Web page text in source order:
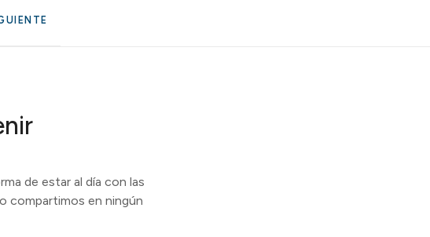
de estar al día con las
compartimos en ningún